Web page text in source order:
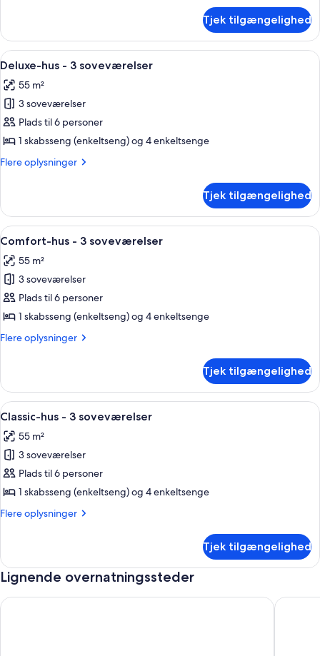
hus
3
Tjek tilgængelighed
Indlæs
alle
billeder
af
Deluxe-
hus
-
19
Deluxe-hus - 3 soveværelser
55 m²
3 soveværelser
Plads til 6 personer
1 skabsseng (enkeltseng) og 4 enkeltsenge
Flere oplysninger
Flere
hus
3
Tjek tilgængelighed
Indlæs
alle
billeder
af
Comfort-
hus
-
Et plantegning med mærkede rum: V,
20
Comfort-hus - 3 soveværelser
55 m²
3 soveværelser
Plads til 6 personer
1 skabsseng (enkeltseng) og 4 enkeltsenge
Flere oplysninger
Flere
hus
3
Tjek tilgængelighed
Indlæs
alle
billeder
af
Classic-
hus
-
19
Classic-hus - 3 soveværelser
55 m²
3 soveværelser
Plads til 6 personer
1 skabsseng (enkeltseng) og 4 enkeltsenge
Flere oplysninger
Flere
hus
-
soveværelser
Tjek tilgængelighed
Lignende overnatningssteder
4 Personer feriebolig i Gudhjem